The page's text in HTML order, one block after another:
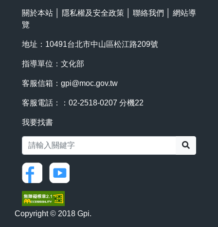
關於本站 隱私權及安全政策 聯絡我們
網站導
覽
地址：10491台北市中山區松江路209號
指導單位：文化部
客服信箱： gpi@moc.gov.tw
客服電話：：02-2518-0207 分機22
我要找書
Copyright © 2018 Gpi.